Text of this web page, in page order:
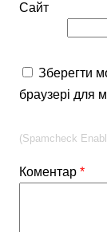
Коментар*
Сайт
Зберегти
браузері для
(Spamcheck